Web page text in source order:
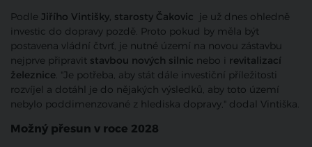
Podle Jiřího Vintišky, starosty Čakovic je už dnes ohledně
investic do dopravy pozdě. Proto pokud by měla být
postavena vládní čtvrť, je nutné území na novou zástavbu
nejprve připravit stavbou nových silnic nebo i revitalizací
železnice. "Je potřeba, aby stát dále investiční příležitosti
rozvíjel a dotáhl je do nějakých výsledků, aby toto území
nebylo poddimenzované z hlediska dopravy," dodal Vintiška.
Možný přesun v roce 2028